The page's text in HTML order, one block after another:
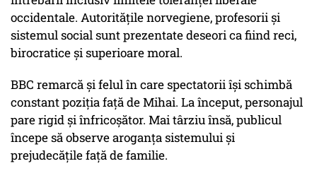
occidentale. Autoritățile norvegiene, profesorii și
sistemul social sunt prezentate deseori ca fiind reci,
birocratice și superioare moral.
BBC remarcă și felul în care spectatorii își schimbă
constant poziția față de Mihai. La început, personajul
pare rigid și înfricoșător. Mai târziu însă, publicul
începe să observe aroganța sistemului și
prejudecățile față de familie.